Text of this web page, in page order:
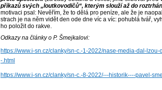
příkazů svých „loutkovodičů“, kterým slouží až do
motivaci psal: Nevěřím, že to dělá pro peníze, ale že je
strach je na něm vidět den ode dne víc a víc: pohublá tvář,
ho položit do rakve.
Odkazy na články o P. Šmejkalovi:
https://www.i-sn.cz/clanky/sn-c.-1-2022/nase-media-dal-
-.html
https://www.i-sn.cz/clanky/sn-c.-8-2022/---historik----pavel-